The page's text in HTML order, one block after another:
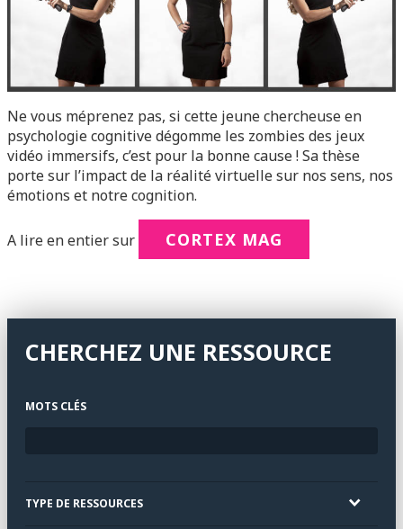
Ne vous méprenez pas, si cette jeune chercheuse en
psychologie cognitive dégomme les zombies des jeux
vidéo immersifs, c’est pour la bonne cause ! Sa thèse
porte sur l’impact de la réalité virtuelle sur nos sens, nos
émotions et notre cognition.
A lire en entier sur CORTEX MAG
CHERCHEZ UNE RESSOURCE
MOTS CLÉS
TYPE DE RESSOURCES